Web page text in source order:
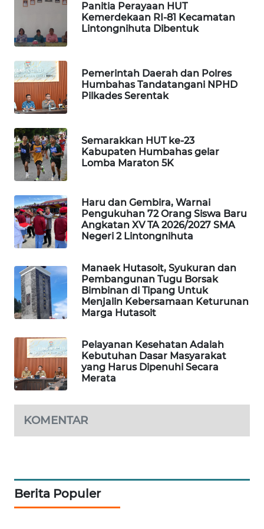
Panitia Perayaan HUT
Kemerdekaan RI-81 Kecamatan
Lintongnihuta Dibentuk
Pemerintah Daerah dan Polres
Humbahas Tandatangani NPHD
Pilkades Serentak
Semarakkan HUT ke-23
Kabupaten Humbahas gelar
Lomba Maraton 5K
Haru dan Gembira, Warnai
Pengukuhan 72 Orang Siswa Baru
Angkatan XV TA 2026/2027 SMA
Negeri 2 Lintongnihuta
Manaek Hutasoit, Syukuran dan
Pembangunan Tugu Borsak
Bimbinan di Tipang Untuk
Menjalin Kebersamaan Keturunan
Marga Hutasoit
Pelayanan Kesehatan Adalah
Kebutuhan Dasar Masyarakat
yang Harus Dipenuhi Secara
Merata
KOMENTAR
Berita Populer
NEWS
SIBARAGAS
NEWS
METRO
SIANTAR
NEWS
METRO
MEDAN
NEWS
METRO
JAKARTA
NEWS
KRT
KARING
NEWS
JURNAL
MARITIM
HUMBANG
NEWS
GARONGGANG
NEWS
ID
ENERGI